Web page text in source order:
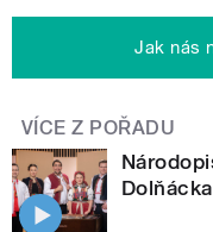
Jak nás
VÍCE Z POŘADU